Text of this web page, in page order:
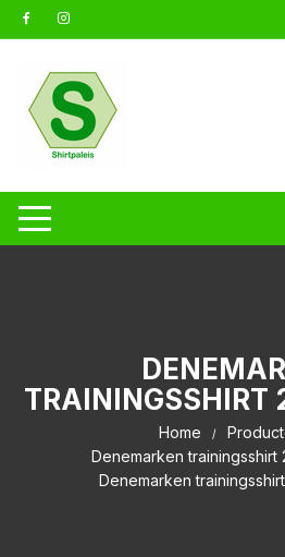
naar
TRAININGSSHIRT
Home
Denemarken trainingsshirt
Denemarken